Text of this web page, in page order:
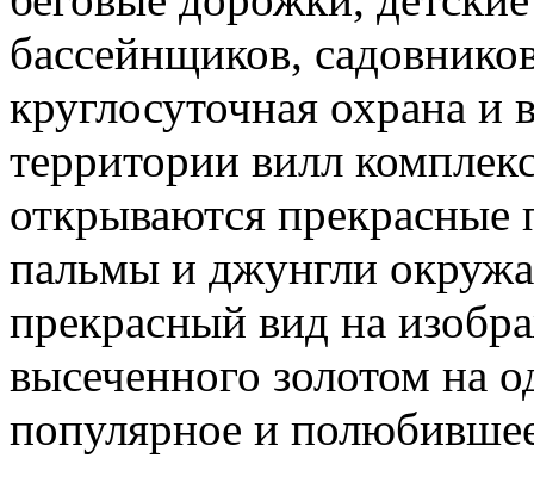
бассейнщиков,
круглосуточная охрана
территории вилл
открываются
пальмы и джунгли
прекрасный вид на
высеченного золотом на
популярное и